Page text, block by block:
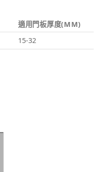
適用門板厚度(MM)
15-32